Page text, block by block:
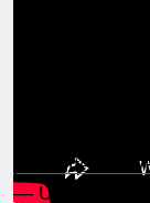
— USGS